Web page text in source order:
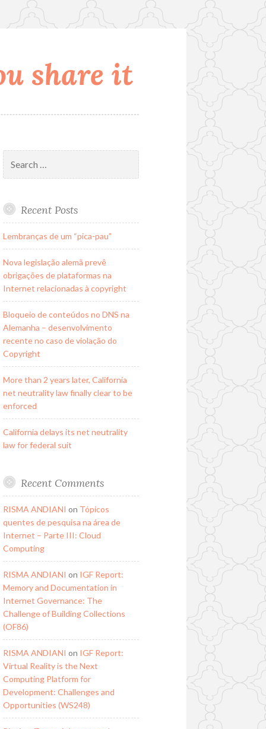
share it
for:
Recent Posts
Lembranças de um “pica-pau”
Nova legislação alemã prevê
obrigações de plataformas na
Internet relacionadas à copyright
Bloqueio de conteúdos no DNS na
Alemanha – desenvolvimento
recente no caso de violação do
Copyright
More than 2 years later, California
net neutrality law finally clear to be
enforced
California delays its net neutrality
law for federal suit
Recent Comments
RISMA ANDIANI on Tópicos
quentes de pesquisa na área de
Internet – Parte III: Cloud
Computing
RISMA ANDIANI on IGF Report:
Memory and Documentation in
Internet Governance: The
Challenge of Building Collections
(OF86)
RISMA ANDIANI on IGF Report:
Virtual Reality is the Next
Computing Platform for
Development: Challenges and
Opportunities (WS248)